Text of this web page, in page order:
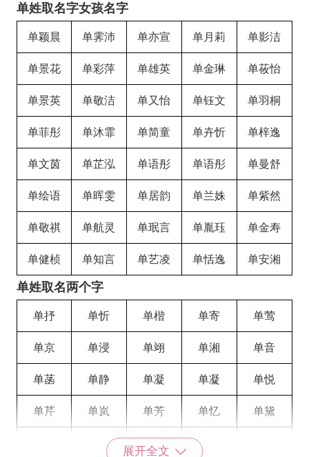
单姓取名字女孩名字
单颖晨 单霁沛 单亦宣 单月莉 单影洁
单景花 单彩萍 单雄英 单金琳 单莜怡
单景英 单敬洁 单又怡 单钰文 单羽桐
单菲彤 单沐霏 单简童 单卉忻 单梓逸
单文茵 单芷泓 单语彤 单语彤 单曼舒
单绘语 单晖雯 单居韵 单兰姝 单紫然
单敬祺 单航灵 单珉言 单胤珏 单金寿
单健桢 单知言 单艺凌 单恬逸 单安湘
单姓取名两个字
单抒 单忻 单楷 单寄 单莺
单京 单浸 单翊 单湘 单音
单菡 单静 单凝 单凝 单悦
单芹 单岚 单芳 单忆 单黛
单悠 单嫦 单怡
展开全文